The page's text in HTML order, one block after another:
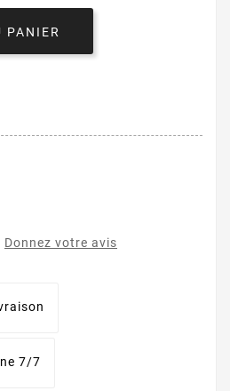
PANIER
Donnez votre avis
7/7